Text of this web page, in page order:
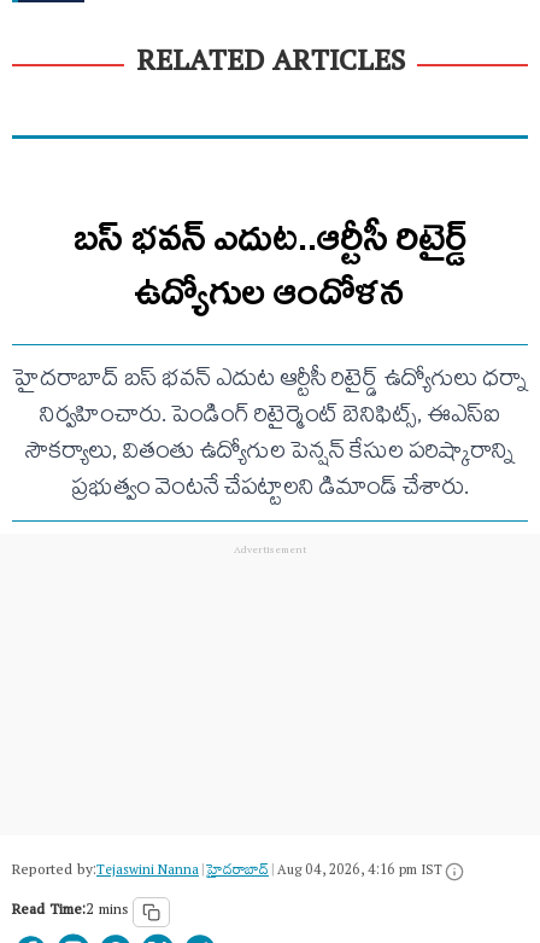
RELATED ARTICLES
బస్ భవన్ ఎదుట..ఆర్టీసీ రిటైర్డ్
ఉద్యోగుల ఆందోళన
హైదరాబాద్ బస్ భవన్ ఎదుట ఆర్టీసీ రిటైర్డ్ ఉద్యోగులు ధర్నా
నిర్వహించారు. పెండింగ్ రిటైర్మెంట్ బెనిఫిట్స్, ఈఎస్ఐ
సౌకర్యాలు, వితంతు ఉద్యోగుల పెన్షన్ కేసుల పరిష్కారాన్ని
ప్రభుత్వం వెంటనే చేపట్టాలని డిమాండ్ చేశారు.
Reported by:Tejaswini Nanna|హైదరాబాద్​|Aug 04, 2026, 4:16 pm IST
Read Time:2 mins